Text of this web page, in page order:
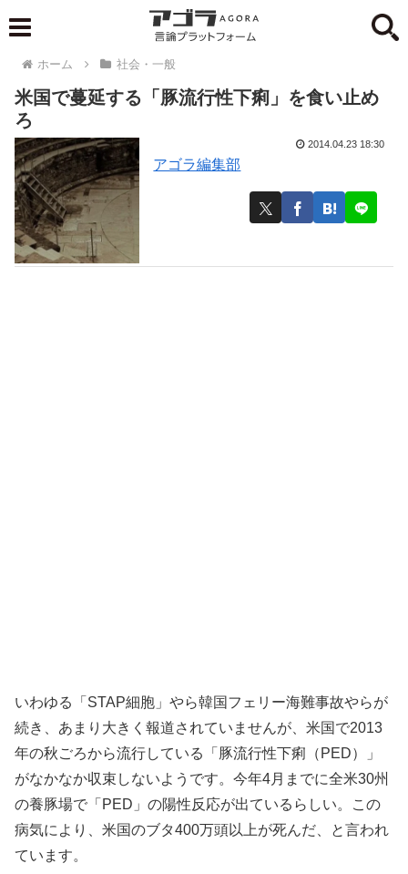
ホーム 社会・一般
米国で蔓延する「豚流行性下痢」を食い止め
ろ
アゴラ編集部
2014.04.23 18:30
いわゆる「STAP細胞」やら韓国フェリー海難事故やらが
続き、あまり大きく報道されていませんが、米国で2013
年の秋ごろから流行している「豚流行性下痢（PED）」
がなかなか収束しないようです。今年4月までに全米30州
の養豚場で「PED」の陽性反応が出ているらしい。この
病気により、米国のブタ400万頭以上が死んだ、と言われ
ています。